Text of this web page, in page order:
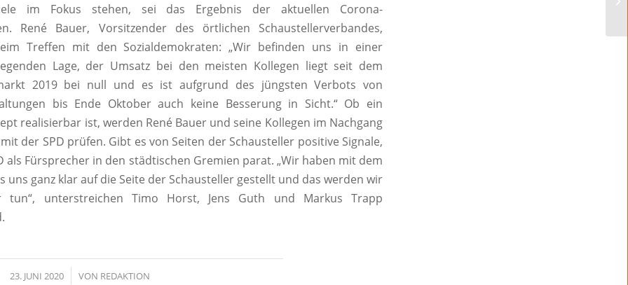
im Fokus stehen, sei das Ergebnis der aktuellen Corona-
René Bauer, Vorsitzender des örtlichen Schaustellerverbandes,
Treffen mit den Sozialdemokraten: „Wir befinden uns in einer
Lage, der Umsatz bei den meisten Kollegen liegt seit dem
2019 bei null und es ist aufgrund des jüngsten Verbots von
bis Ende Oktober auch keine Besserung in Sicht.“ Ob ein
realisierbar ist, werden René Bauer und seine Kollegen im Nachgang
der SPD prüfen. Gibt es von Seiten der Schausteller positive Signale,
als Fürsprecher in den städtischen Gremien parat. „Wir haben mit dem
uns ganz klar auf die Seite der Schausteller gestellt und das werden wir
tun“, unterstreichen Timo Horst, Jens Guth und Markus Trapp
23. JUNI 2020
/ VON REDAKTION